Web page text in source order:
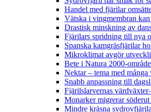
Handel med fjärilar
Vätska i vingmembran
Drastisk minskning av
Fjärilars spridning till nya
Spanska kamgräsfjärilar
Mikroklimat avgör
Bete i Natura 2000-
Nektar – tema med många
Snabb anpassning till
Fjärilslarvernas
Monarker migrerar söderut
Mindre kräsna